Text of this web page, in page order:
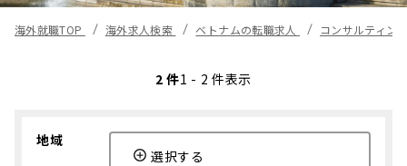
海外就職TOP 海外求人検索 ベトナムの転職求人 コンサルティン
2 件1 - 2 件表示
地域
選択する